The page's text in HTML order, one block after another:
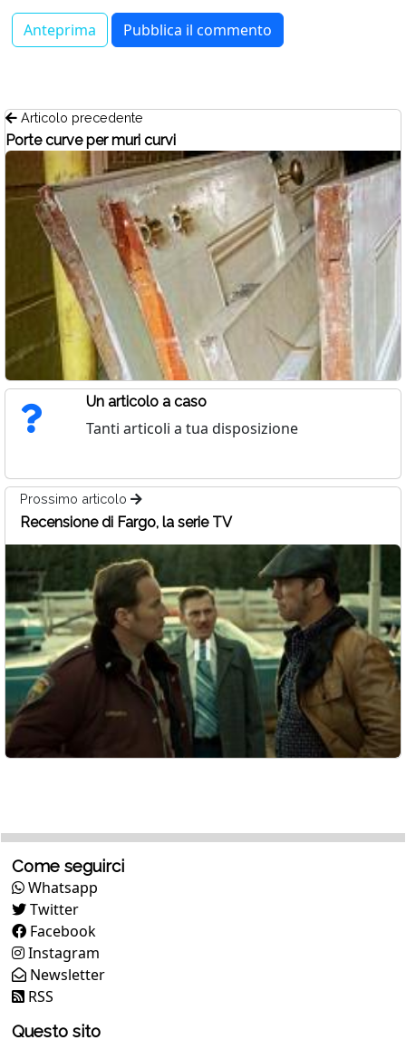
Articolo precedente
Porte curve per muri curvi
Un articolo a caso
Tanti articoli a tua disposizione
Prossimo articolo
Recensione di Fargo, la serie TV
Come seguirci
Whatsapp
Twitter
Facebook
Instagram
Newsletter
RSS
Questo sito